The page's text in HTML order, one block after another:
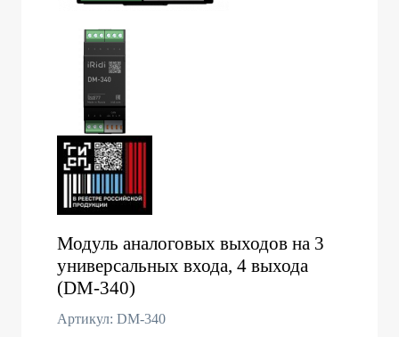
Модуль аналоговых выходов на 3
универсальных входа, 4 выхода
(DM-340)
Артикул: DM-340